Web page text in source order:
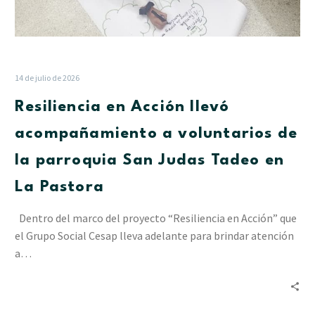
La
Pastora
14 de julio de 2026
Resiliencia en Acción llevó
acompañamiento a voluntarios de
la parroquia San Judas Tadeo en
La Pastora
Dentro del marco del proyecto “Resiliencia en Acción” que
el Grupo Social Cesap lleva adelante para brindar atención
a…